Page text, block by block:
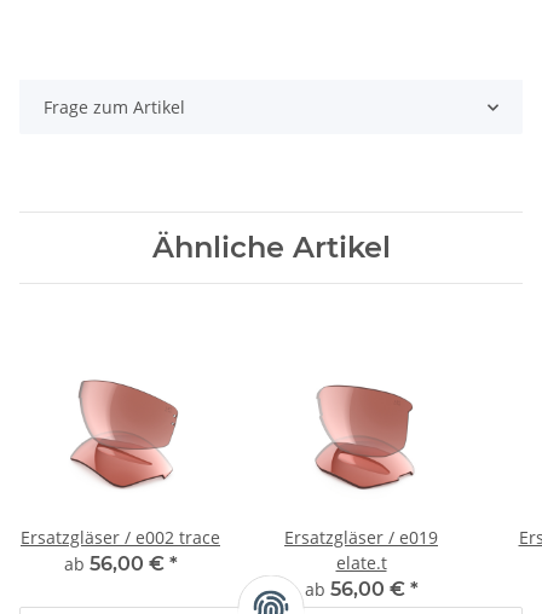
Frage zum Artikel
Ähnliche Artikel
Ersatzgläser / e002 trace
ab 56,00 € *
Ersatzgläser / e019
elate.t
ab 56,00 € *